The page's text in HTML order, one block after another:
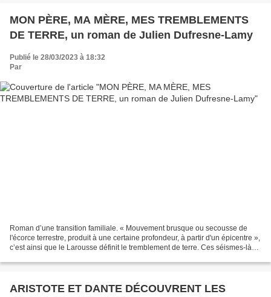
MON PÈRE, MA MÈRE, MES TREMBLEMENTS
DE TERRE, un roman de Julien Dufresne-Lamy
Publié le 28/03/2023 à 18:32
Par
Roman d’une transition familiale. « Mouvement brusque ou secousse de
l'écorce terrestre, produit à une certaine profondeur, à partir d'un épicentre »,
c’est ainsi que le Larousse définit le tremblement de terre. Ces séismes-là
ARISTOTE ET DANTE DÉCOUVRENT LES